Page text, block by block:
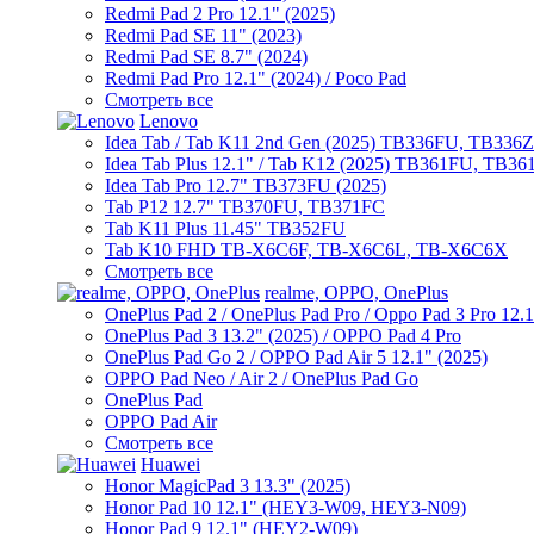
Redmi Pad 2 Pro 12.1" (2025)
Redmi Pad SE 11" (2023)
Redmi Pad SE 8.7" (2024)
Redmi Pad Pro 12.1" (2024) / Poco Pad
Смотреть все
Lenovo
Idea Tab / Tab K11 2nd Gen (2025) TB336FU,
Idea Tab Plus 12.1" / Tab K12 (2025) TB361FU,
Idea Tab Pro 12.7" TB373FU (2025)
Tab P12 12.7" TB370FU, TB371FC
Tab K11 Plus 11.45" TB352FU
Tab K10 FHD TB-X6C6F, TB-X6C6L, TB-X6C6X
Смотреть все
realme, OPPO, OnePlus
OnePlus Pad 2 / OnePlus Pad Pro / Oppo Pad 3 Pro
OnePlus Pad 3 13.2" (2025) / OPPO Pad 4 Pro
OnePlus Pad Go 2 / OPPO Pad Air 5 12.1" (2025)
OPPO Pad Neo / Air 2 / OnePlus Pad Go
OnePlus Pad
OPPO Pad Air
Смотреть все
Huawei
Honor MagicPad 3 13.3" (2025)
Honor Pad 10 12.1" (HEY3-W09, HEY3-N09)
Honor Pad 9 12.1" (HEY2-W09)